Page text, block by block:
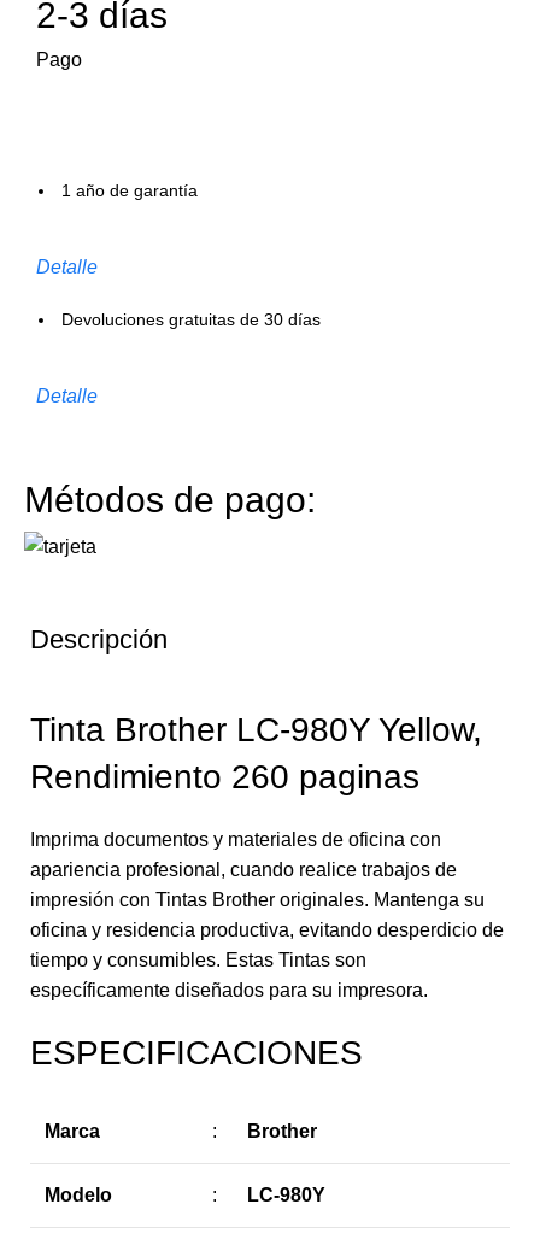
2-3 días
Pago
1 año de garantía
Detalle
Devoluciones gratuitas de 30 días
Detalle
Métodos de pago:
Descripción
Tinta Brother LC-980Y Yellow,
Rendimiento 260 paginas
Imprima documentos y materiales de oficina con
apariencia profesional, cuando realice trabajos de
impresión con Tintas Brother originales. Mantenga su
oficina y residencia productiva, evitando desperdicio de
tiempo y consumibles. Estas Tintas son
específicamente diseñados para su impresora.
ESPECIFICACIONES
Marca : Brother
Modelo : LC-980Y